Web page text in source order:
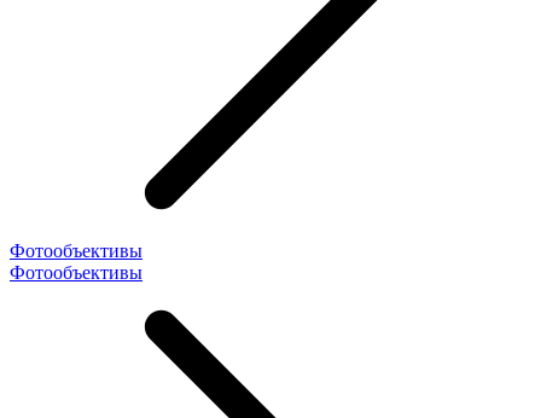
Фотообъективы
Фотообъективы